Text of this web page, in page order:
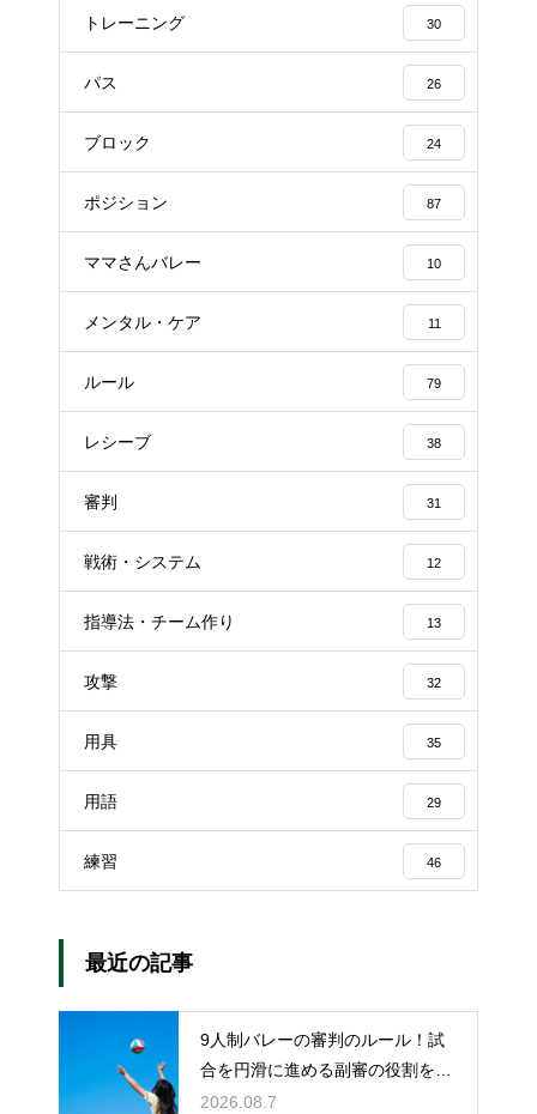
トレーニング 30
パス 26
ブロック 24
ポジション 87
ママさんバレー 10
メンタル・ケア 11
ルール 79
レシーブ 38
審判 31
戦術・システム 12
指導法・チーム作り 13
攻撃 32
用具 35
用語 29
練習 46
最近の記事
9人制バレーの審判のルール！試
合を円滑に進める副審の役割を解
説
2026.08.7